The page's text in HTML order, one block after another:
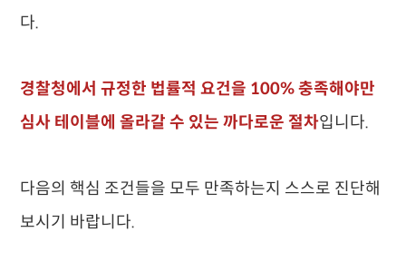
다.
경찰청에서 규정한 법률적 요건을 100% 충족해야만
심사 테이블에 올라갈 수 있는 까다로운 절차입니다.
다음의 핵심 조건들을 모두 만족하는지 스스로 진단해
보시기 바랍니다.